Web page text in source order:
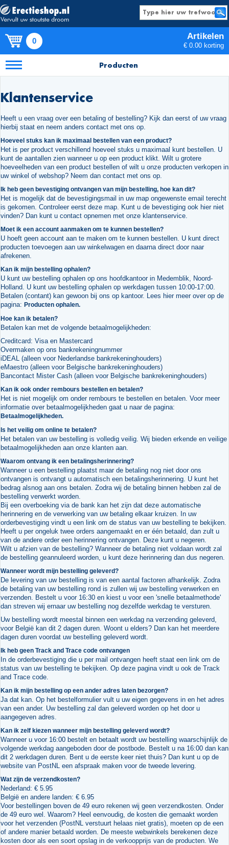
0 Artikelen
€ 0.00 korting
Producten
Klantenservice
Heeft u een vraag over een betaling of bestelling? Kijk dan eerst of uw vraag
hierbij staat en neem anders contact met ons op.
Hoeveel stuks kan ik maximaal bestellen van een product?
Het is per product verschillend hoeveel stuks u maximaal kunt bestellen. U
kunt de aantallen zien wanneer u op een product klikt. Wilt u grotere
hoeveelheden van een product bestellen of wilt u onze producten verkopen in
uw winkel of webshop? Neem dan contact met ons op.
Ik heb geen bevestiging ontvangen van mijn bestelling, hoe kan dit?
Het is mogelijk dat de bevestigingsmail in uw map ongewenste email terecht
is gekomen. Controleer eerst deze map. Kunt u de bevestiging ook hier niet
vinden? Dan kunt u contact opnemen met onze klantenservice.
Moet ik een account aanmaken om te kunnen bestellen?
U hoeft geen account aan te maken om te kunnen bestellen. U kunt direct
producten toevoegen aan uw winkelwagen en daarna direct door naar
afrekenen.
Kan ik mijn bestelling ophalen?
U kunt uw bestelling ophalen op ons hoofdkantoor in Medemblik, Noord-
Holland. U kunt uw bestelling ophalen op werkdagen tussen 10:00-17:00.
Betalen (contant) kan gewoon bij ons op kantoor. Lees hier meer over op de
pagina: Producten ophalen.
Hoe kan ik betalen?
Betalen kan met de volgende betaalmogelijkheden:
Creditcard: Visa en Mastercard
Overmaken op ons bankrekeningnummer
iDEAL (alleen voor Nederlandse bankrekeninghouders)
eMaestro (alleen voor Belgische bankrekeninghouders)
Bancontact Mister Cash (alleen voor Belgische bankrekeninghouders)
Kan ik ook onder rembours bestellen en betalen?
Het is niet mogelijk om onder rembours te bestellen en betalen. Voor meer
informatie over betaalmogelijkheden gaat u naar de pagina:
Betaalmogelijkheden.
Is het veilig om online te betalen?
Het betalen van uw bestelling is volledig veilig. Wij bieden erkende en veilige
betaalmogelijkheden aan onze klanten aan.
Waarom ontvang ik een betalingsherinnering?
Wanneer u een bestelling plaatst maar de betaling nog niet door ons
ontvangen is ontvangt u automatisch een betalingsherinnering. U kunt het
bedrag alsnog aan ons betalen. Zodra wij de betaling binnen hebben zal de
bestelling verwerkt worden.
Bij een overboeking via de bank kan het zijn dat deze automatische
herinnering en de verwerking van uw betaling elkaar kruizen. In uw
orderbevestiging vindt u een link om de status van uw bestelling te bekijken.
Heeft u per ongeluk twee orders aangemaakt en er één betaald, dan zult u
van de andere order een herinnering ontvangen. Deze kunt u negeren.
Wilt u afzien van de bestelling? Wanneer de betaling niet voldaan wordt zal
de bestelling geannuleerd worden, u kunt deze herinnering dan dus negeren.
Wanneer wordt mijn bestelling geleverd?
De levering van uw bestelling is van een aantal factoren afhankelijk. Zodra
de betaling van uw bestelling rond is zullen wij uw bestelling verwerken en
verzenden. Bestelt u voor 16:30 en kiest u voor een 'snelle betaalmethode'
dan streven wij ernaar uw bestelling nog dezelfde werkdag te versturen.
Uw bestelling wordt meestal binnen een werkdag na verzending geleverd,
voor België kan dit 2 dagen duren. Woont u elders? Dan kan het meerdere
dagen duren voordat uw bestelling geleverd wordt.
Ik heb geen Track and Trace code ontvangen
In de orderbevestiging die u per mail ontvangen heeft staat een link om de
status van uw bestelling te bekijken. Op deze pagina vindt u ook de Track
and Trace code.
Kan ik mijn bestelling op een ander adres laten bezorgen?
Ja dat kan. Op het bestelformulier vult u uw eigen gegevens in en het adres
van een ander. Uw bestelling zal dan geleverd worden op het door u
aangegeven adres.
Kan ik zelf kiezen wanneer mijn bestelling geleverd wordt?
Wanneer u voor 16:00 bestelt en betaalt wordt uw bestelling waarschijnlijk de
volgende werkdag aangeboden door de postbode. Bestelt u na 16:00 dan kan
dit 2 werkdagen duren. Bent u de eerste keer niet thuis? Dan kunt u op de
website van PostNL een afspraak maken voor de tweede levering.
Wat zijn de verzendkosten?
Nederland: € 5.95
België en andere landen: € 6.95
Voor bestellingen boven de 49 euro rekenen wij geen verzendkosten. Onder
de 49 euro wel. Waarom? Heel eenvoudig, de kosten die gemaakt worden
voor het verzenden (PostNL verstuurt helaas niet gratis), moeten op de een
of andere manier betaald worden. De meeste webwinkels berekenen deze
kosten door als een soort opslag in de verkoopprijs van de producten. We